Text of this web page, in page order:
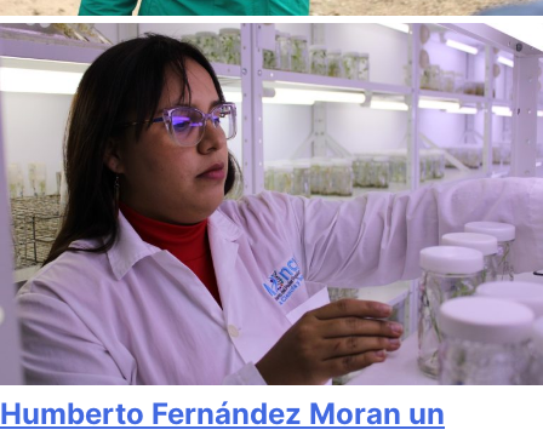
Humberto Fernández Moran un